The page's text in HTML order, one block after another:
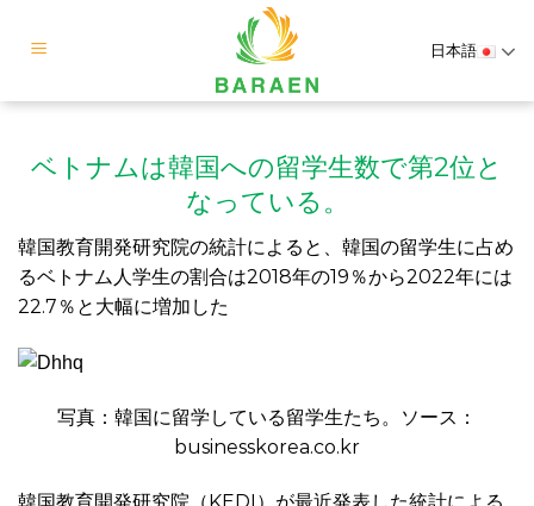
日本語
ベトナムは韓国への留学生数で第2位と
なっている。
韓国教育開発研究院の統計によると、韓国の留学生に占め
るベトナム人学生の割合は2018年の19％から2022年には
22.7％と大幅に増加した
写真：韓国に留学している留学生たち。ソース：
businesskorea.co.kr